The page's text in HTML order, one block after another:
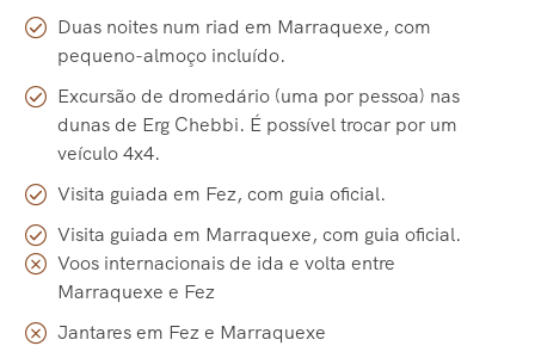
Duas noites num riad em Marraquexe, com
pequeno-almoço incluído.
Excursão de dromedário (uma por pessoa) nas
dunas de Erg Chebbi. É possível trocar por um
veículo 4x4.
Visita guiada em Fez, com guia oficial.
Visita guiada em Marraquexe, com guia oficial.
Voos internacionais de ida e volta entre
Marraquexe e Fez
Jantares em Fez e Marraquexe